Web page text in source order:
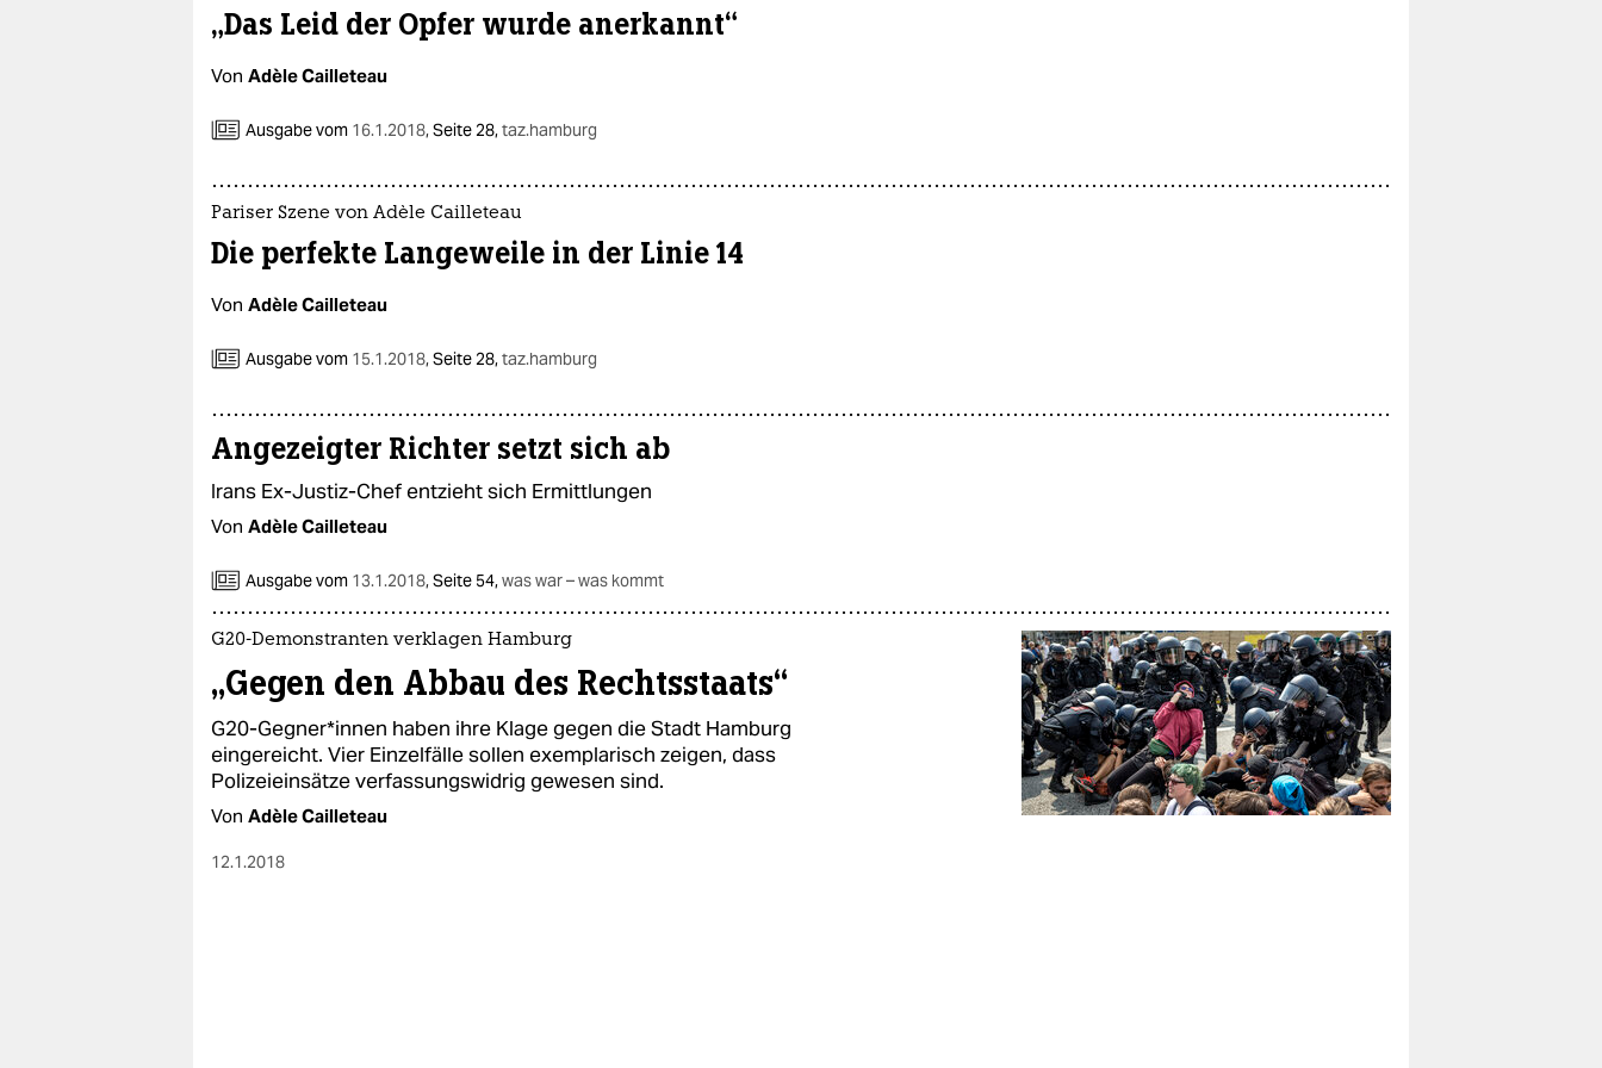
„Das Leid der Opfer wurde anerkannt“
Von Adèle Cailleteau
Ausgabe vom 16.1.2018,Seite 28,taz.hamburg
Pariser Szene von Adèle Cailleteau
Die perfekte Langeweile in der Linie 14
Von Adèle Cailleteau
Ausgabe vom 15.1.2018,Seite 28,taz.hamburg
Angezeigter Richter setzt sich ab
Irans Ex-Justiz-Chef entzieht sich Ermittlungen
Von Adèle Cailleteau
Ausgabe vom 13.1.2018,Seite 54,was war – was kommt
G20-Demonstranten verklagen Hamburg
„Gegen den Abbau des Rechtsstaats“
G20-Gegner*innen haben ihre Klage gegen die Stadt Hamburg
eingereicht. Vier Einzelfälle sollen exemplarisch zeigen, dass
Polizeieinsätze verfassungswidrig gewesen sind.
Von Adèle Cailleteau
12.1.2018